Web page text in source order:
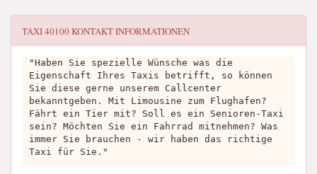
TAXI 40100KONTAKT INFORMATIONEN
"Haben Sie spezielle Wünsche was die
Eigenschaft Ihres Taxis betrifft, so können
Sie diese gerne unserem Callcenter
bekanntgeben. Mit Limousine zum Flughafen?
Fährt ein Tier mit? Soll es ein Senioren-Taxi
sein? Möchten Sie ein Fahrrad mitnehmen? Was
immer Sie brauchen - wir haben das richtige
Taxi für Sie."